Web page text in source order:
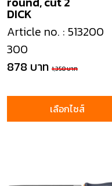
DICK
Article no. : 513200
300
878 บาท 1,350 บาท
เลือกไซส์